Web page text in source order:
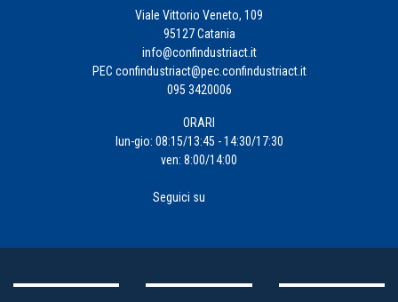
Viale Vittorio Veneto, 109
95127 Catania
info@confindustriact.it
PEC confindustriact@pec.confindustriact.it
095 3420006
ORARI
lun-gio: 08:15/13:45 - 14:30/17:30
ven: 8:00/14:00
Seguici su